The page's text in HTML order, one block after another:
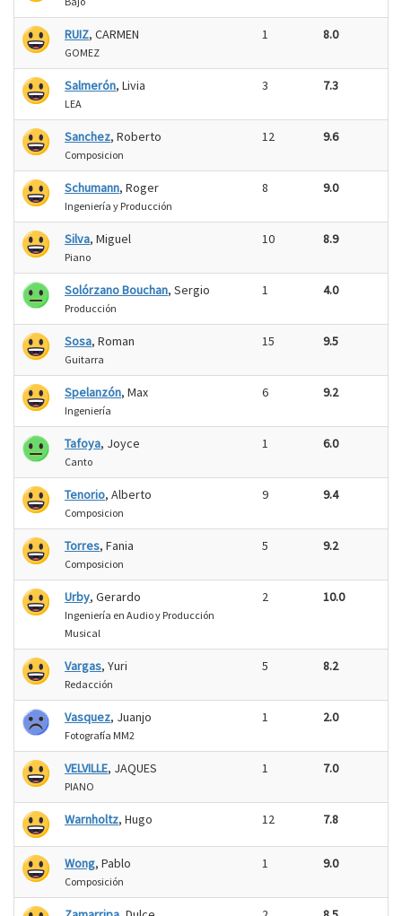
RUIZ, CARMEN
GOMEZ
1 8.0
Salmerón, Livia
LEA
3 7.3
Sanchez, Roberto
Composicion
12 9.6
Schumann, Roger
Ingeniería y Producción
8 9.0
Silva, Miguel
Piano
10 8.9
Solórzano Bouchan, Sergio
Producción
1 4.0
Sosa, Roman
Guitarra
15 9.5
Spelanzón, Max
Ingeniería
6 9.2
Tafoya, Joyce
Canto
1 6.0
Tenorio, Alberto
Composicion
9 9.4
Torres, Fania
Composicion
5 9.2
Urby, Gerardo
Ingeniería en Audio y Producción
Musical
2 10.0
Vargas, Yuri
Redacción
5 8.2
Vasquez, Juanjo
Fotografía MM2
1 2.0
VELVILLE, JAQUES
PIANO
1 7.0
Warnholtz, Hugo 12 7.8
Wong, Pablo
Composición
1 9.0